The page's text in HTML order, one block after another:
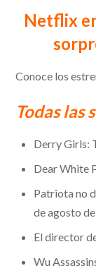
Netflix
Conoce los
Todas las
Derry Girls:
Dear White
Patriota no
de agosto
El director
Wu